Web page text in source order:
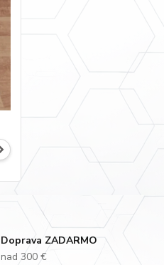
Doprava ZADARMO
nad 300 €